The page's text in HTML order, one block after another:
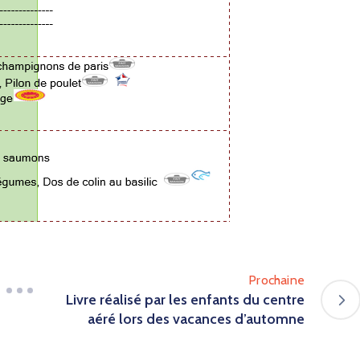
Prochaine
Livre réalisé par les enfants du centre
aéré lors des vacances d’automne